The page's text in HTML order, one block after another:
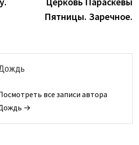
Пятницы. Заречное.
все записи автора
→